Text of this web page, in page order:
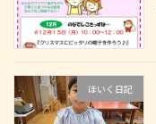
ほいく日記